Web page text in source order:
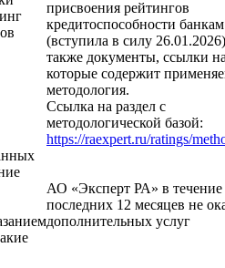
присвоения рейтингов
кредитоспособности банкам
(вступила в силу
также документы, ссылки
которые содержит
методология.
Ссылка на раздел с
методологической базой:
https://raexpert.ru/ratings/
АО «Эксперт РА» в течение
последних 12 месяцев не
дополнительных услуг